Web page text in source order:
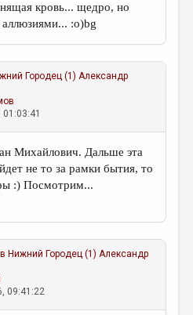
кровь... щедро, но
:о)bg
Городец (1) Александр
Михайлович. Дальше эта
не то за рамки бытия, то
:) Посмотрим...
Нижний Городец (1) Александр
09:41:22